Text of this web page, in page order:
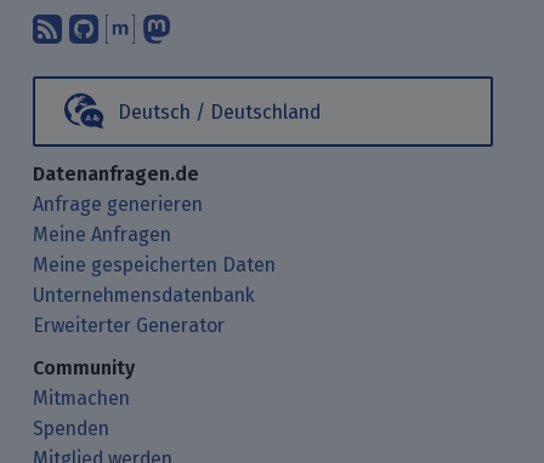
Abonniere unsere Blogbeiträge mit
Finde uns bei GitHub.
Unterhalte Dich mit uns über
Deutsch / Deutschland
Datenanfragen.de
Anfrage generieren
Meine Anfragen
Meine gespeicherten Daten
Unternehmensdatenbank
Erweiterter Generator
Community
Mitmachen
Spenden
Mitglied werden